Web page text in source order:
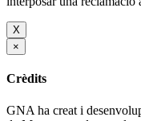
X
×
Crèdits
GNA ha creat i